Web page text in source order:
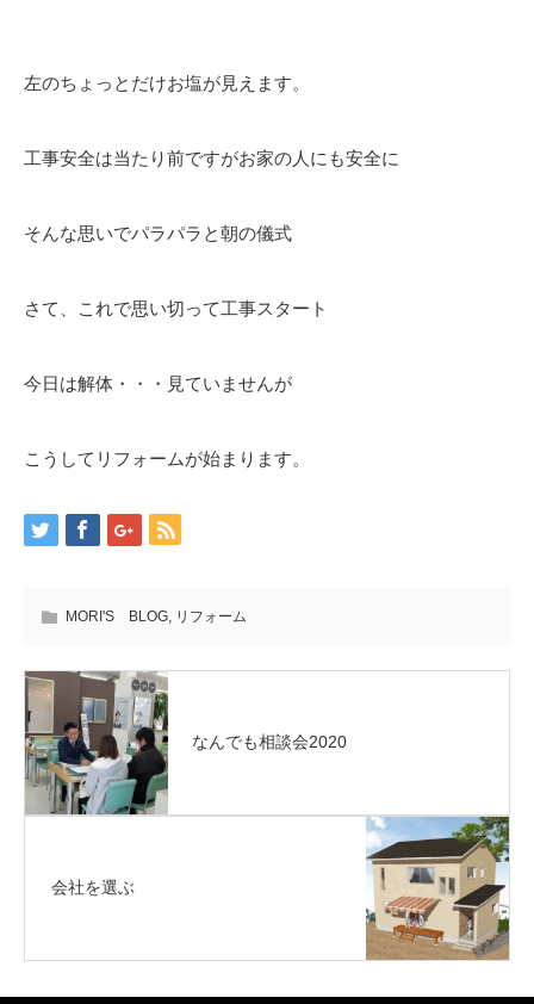
左のちょっとだけお塩が見えます。
工事安全は当たり前ですがお家の人にも安全に
そんな思いでパラパラと朝の儀式
さて、これで思い切って工事スタート
今日は解体・・・見ていませんが
こうしてリフォームが始まります。
MORI'S BLOG, リフォーム
なんでも相談会2020
会社を選ぶ